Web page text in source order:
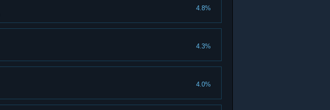
4.8%
4.3%
4.0%